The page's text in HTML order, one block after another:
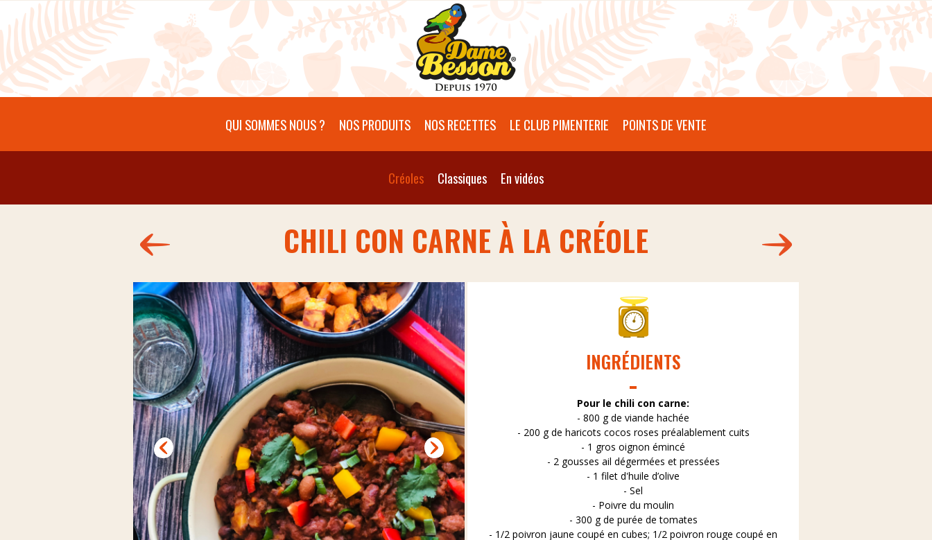
Aller au contenu principal
QUI SOMMES NOUS ? NOS PRODUITS NOS RECETTES LE CLUB PIMENTERIE POINTS DE VENTE
Créoles Classiques En vidéos
CHILI CON CARNE À LA CRÉOLE
INGRÉDIENTS
Pour le chili con carne:
- 800 g de viande hachée
- 200 g de haricots cocos roses préalablement cuits
- 1 gros oignon émincé
- 2 gousses ail dégermées et pressées
- 1 filet d'huile d’olive
- Sel
- Poivre du moulin
- 300 g de purée de tomates
- 1/2 poivron jaune coupé en cubes; 1/2 poivron rouge coupé en